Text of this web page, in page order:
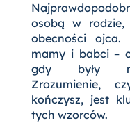
osobą w rodzie,
obecności
mamy i babci –
gdy były
Zrozumienie,
kończysz, jest
tych wzorców.